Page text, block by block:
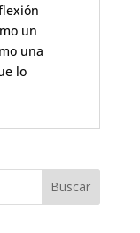
un
una
lo